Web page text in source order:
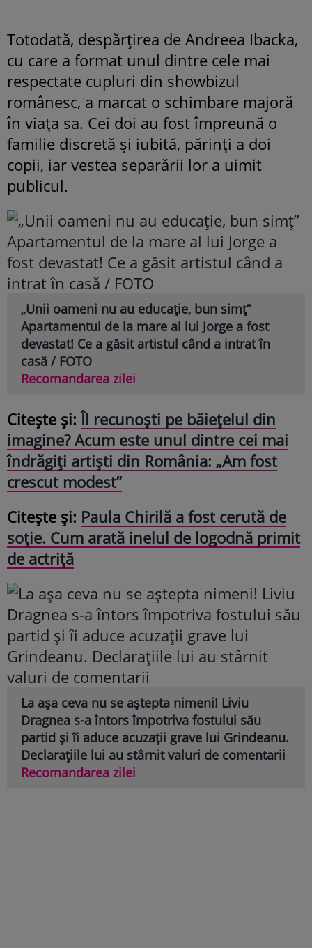
Totodată, despărțirea de Andreea Ibacka,
cu care a format unul dintre cele mai
respectate cupluri din showbizul
românesc, a marcat o schimbare majoră
în viața sa. Cei doi au fost împreună o
familie discretă și iubită, părinți a doi
copii, iar vestea separării lor a uimit
publicul.
„Unii oameni nu au educație, bun simț”
Apartamentul de la mare al lui Jorge a fost
devastat! Ce a găsit artistul când a intrat în
casă / FOTO
Recomandarea zilei
Citește și:Îl recunoști pe băiețelul din
imagine? Acum este unul dintre cei mai
îndrăgiți artiști din România: „Am fost
crescut modest”
Citește și: Paula Chirilă a fost cerută de
soție. Cum arată inelul de logodnă primit
de actriță
La așa ceva nu se aștepta nimeni! Liviu
Dragnea s-a întors împotriva fostului său
partid și îi aduce acuzații grave lui Grindeanu.
Declarațiile lui au stârnit valuri de comentarii
Recomandarea zilei